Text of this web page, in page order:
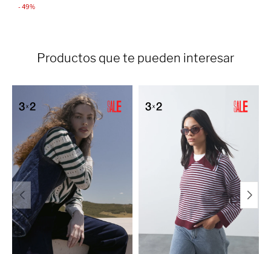
49
Productos que te pueden interesar